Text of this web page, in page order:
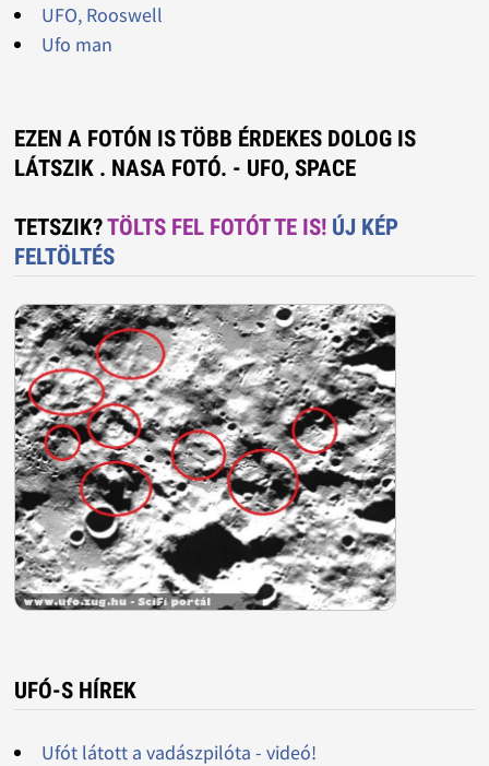
UFO, Rooswell
Ufo man
EZEN A FOTÓN IS TÖBB ÉRDEKES DOLOG IS
LÁTSZIK . NASA FOTÓ. - UFO, SPACE
TETSZIK?TÖLTS FEL FOTÓT TE IS! ÚJ KÉP
FELTÖLTÉS
UFÓ-S HÍREK
Ufót látott a vadászpilóta - videó!